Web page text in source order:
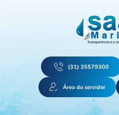
(31) 35579300
Área do servidor